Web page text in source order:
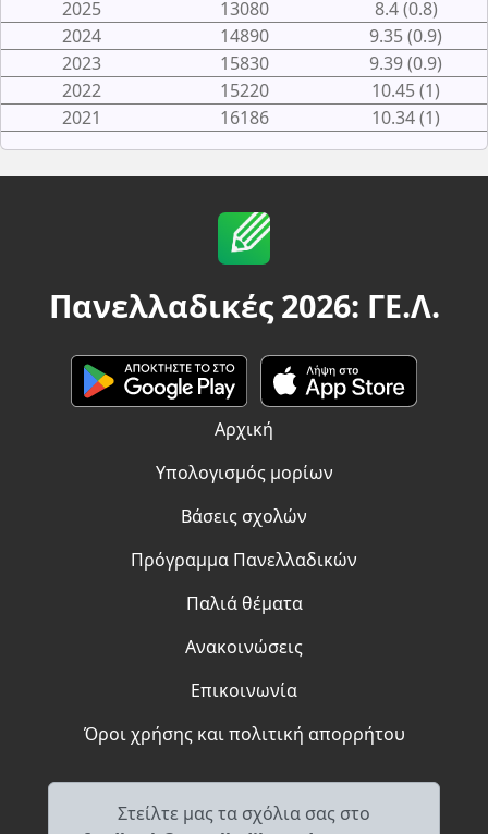
2025
13080
8.4 (0.8)
2024
14890
9.35 (0.9)
2023
15830
9.39 (0.9)
2022
15220
10.45 (1)
2021
16186 10.34 (1)
Πανελλαδικές 2026: ΓΕ.Λ.
Αρχική
Υπολογισμός μορίων
Βάσεις σχολών
Πρόγραμμα Πανελλαδικών
Παλιά θέματα
Ανακοινώσεις
Επικοινωνία
Όροι χρήσης και πολιτική απορρήτου
Στείλτε μας τα σχόλια σας στο